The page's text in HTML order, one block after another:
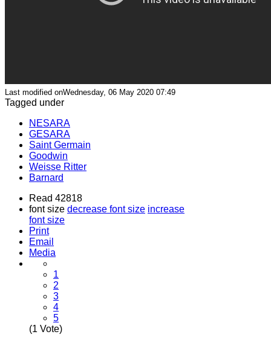
Last modified onWednesday, 06 May 2020 07:49
Tagged under
NESARA
GESARA
Saint Germain
Goodwin
Weisse Ritter
Barnard
Read 42818
font size decrease font size increase
font size
Print
Email
Media
1
2
3
4
5
(1 Vote)